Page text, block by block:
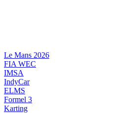
Le Mans 2026
FIA WEC
IMSA
IndyCar
ELMS
Formel 3
Karting